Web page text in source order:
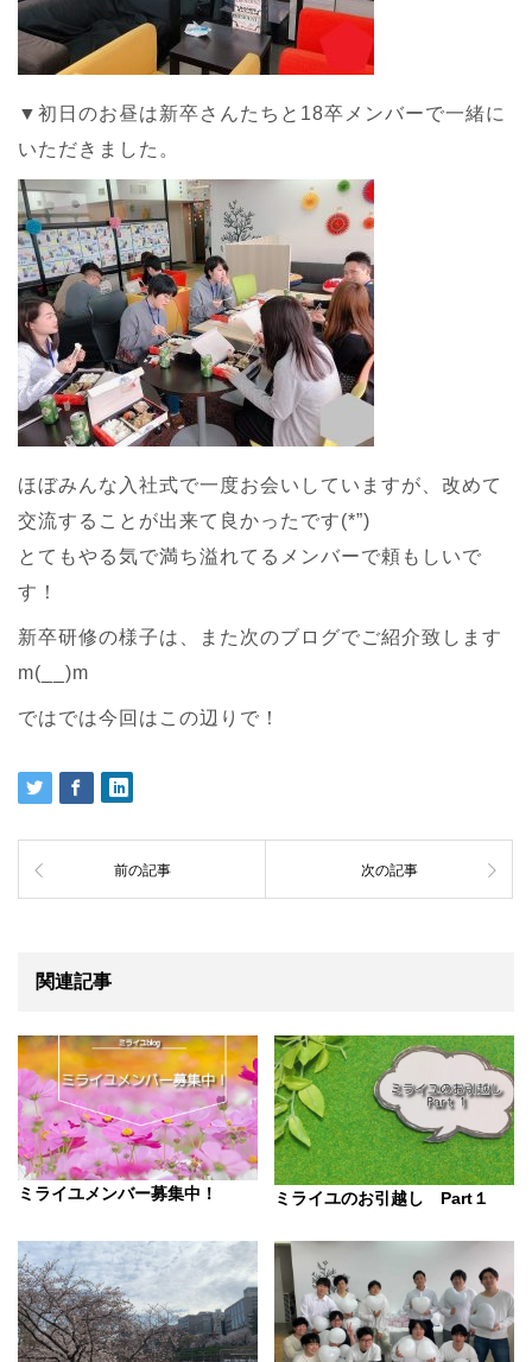
▼初日のお昼は新卒さんたちと18卒メンバーで一緒に
いただきました。
ほぼみんな入社式で一度お会いしていますが、改めて
交流することが出来て良かったです(*”)
とてもやる気で満ち溢れてるメンバーで頼もしいで
す！
新卒研修の様子は、また次のブログでご紹介致します
m(__)m
ではでは今回はこの辺りで！
前の記事 次の記事
関連記事
ミライユメンバー募集中！ ミライユのお引越し Part１